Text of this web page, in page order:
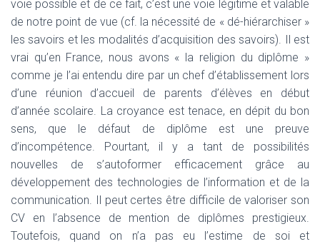
voie possible et de ce fait, c’est une voie légitime et valable
de notre point de vue (cf. la nécessité de « dé-hiérarchiser »
les savoirs et les modalités d’acquisition des savoirs). Il est
vrai qu’en France, nous avons « la religion du diplôme »
comme je l’ai entendu dire par un chef d’établissement lors
d’une réunion d’accueil de parents d’élèves en début
d’année scolaire. La croyance est tenace, en dépit du bon
sens, que le défaut de diplôme est une preuve
d’incompétence. Pourtant, il y a tant de possibilités
nouvelles de s’autoformer efficacement grâce au
développement des technologies de l’information et de la
communication. Il peut certes être difficile de valoriser son
CV en l’absence de mention de diplômes prestigieux.
Toutefois, quand on n’a pas eu l’estime de soi et